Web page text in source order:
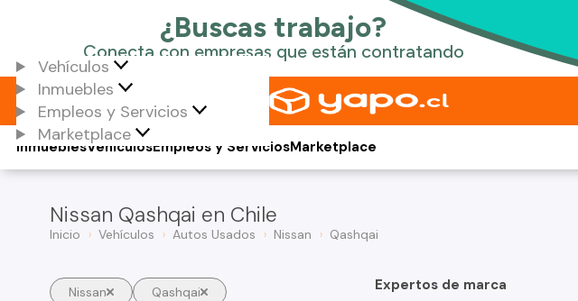
Vehículos
Inmuebles
Empleos y Servicios
Marketplace
Vehículos
Inmuebles Empleos y ServiciosMarketplace
Nissan Qashqai en Chile
Inicio Vehículos Autos Usados Nissan Qashqai
Nissan Qashqai Expertos de marca